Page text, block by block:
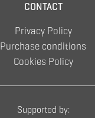
CONTACT
Privacy Policy
Purchase conditions
Cookies Policy
Supported by: